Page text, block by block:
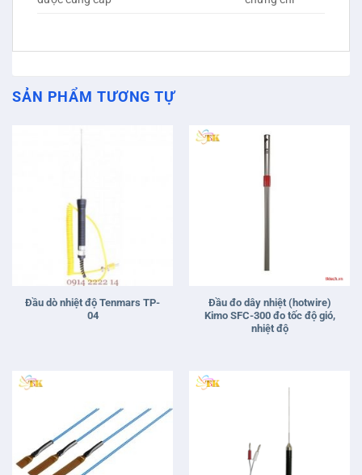
SẢN PHẨM TƯƠNG TỰ
Đầu dò nhiệt độ Tenmars TP-
04
Đầu đo dây nhiệt (hotwire)
Kimo SFC-300 đo tốc độ gió,
nhiệt độ